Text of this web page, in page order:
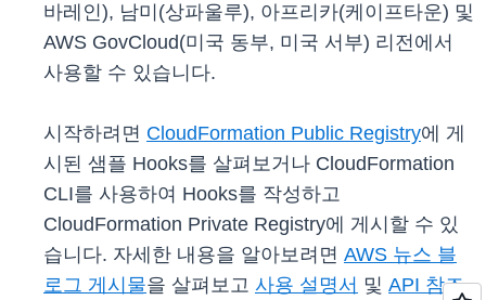
바레인), 남미(상파울루), 아프리카(케이프타운) 및
AWS GovCloud(미국 동부, 미국 서부) 리전에서
사용할 수 있습니다.
시작하려면 CloudFormation Public Registry에 게
시된 샘플 Hooks를 살펴보거나 CloudFormation
CLI를 사용하여 Hooks를 작성하고
CloudFormation Private Registry에 게시할 수 있
습니다. 자세한 내용을 알아보려면 AWS 뉴스 블
로그 게시물을 살펴보고 사용 설명서 및 API 참조